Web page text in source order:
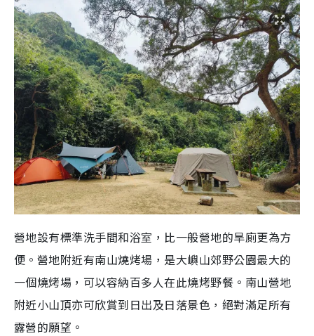
營地設有標準洗手間和浴室，比一般營地的旱廁更為方
便。營地附近有南山燒烤場，是大嶼山郊野公園最大的
一個燒烤場，可以容納百多人在此燒烤野餐。南山營地
附近小山頂亦可欣賞到日出及日落景色，絕對滿足所有
露營的願望。